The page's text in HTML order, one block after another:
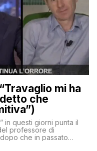
mi ha
che
in questi giorni punta il
professore di
che in passato